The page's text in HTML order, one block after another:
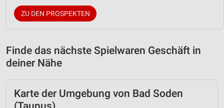
ZU DEN PROSPEKTEN
Finde das nächste Spielwaren Geschäft in
deiner Nähe
Karte der Umgebung von Bad Soden